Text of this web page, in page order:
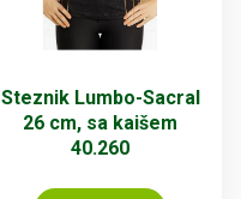
Steznik Lumbo-Sacral
26 cm, sa kaišem
40.260